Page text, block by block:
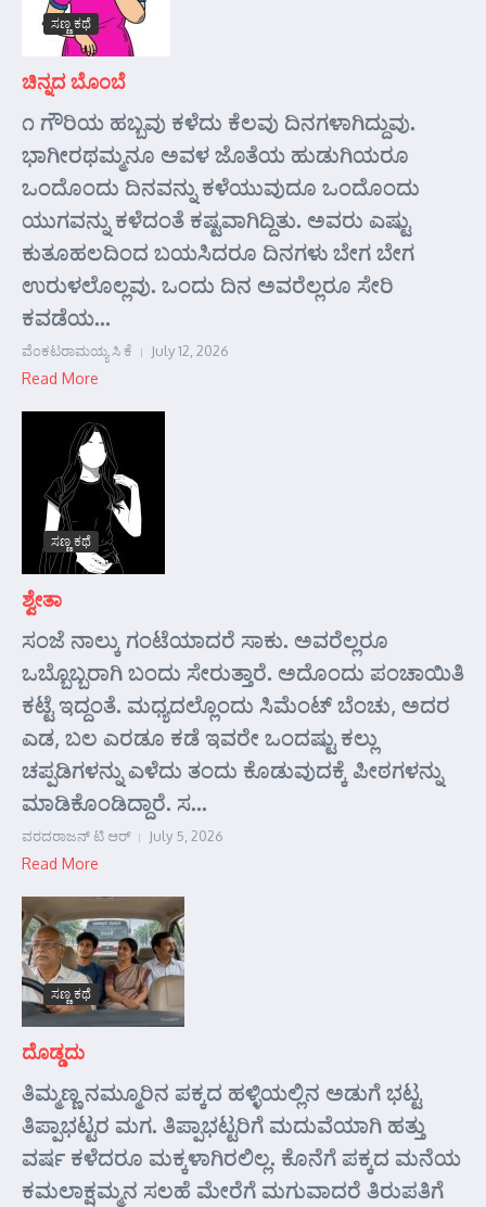
ಸಣ್ಣ ಕಥೆ
ಚಿನ್ನದ ಬೊಂಬೆ
೧ ಗೌರಿಯ ಹಬ್ಬವು ಕಳೆದು ಕೆಲವು ದಿನಗಳಾಗಿದ್ದುವು.
ಭಾಗೀರಥಮ್ಮನೂ ಅವಳ ಜೊತೆಯ ಹುಡುಗಿಯರೂ
ಒಂದೊಂದು ದಿನವನ್ನು ಕಳೆಯುವುದೂ ಒಂದೊಂದು
ಯುಗವನ್ನು ಕಳೆದಂತೆ ಕಷ್ಟವಾಗಿದ್ದಿತು. ಅವರು ಎಷ್ಟು
ಕುತೂಹಲದಿಂದ ಬಯಸಿದರೂ ದಿನಗಳು ಬೇಗ ಬೇಗ
ಉರುಳಲೊಲ್ಲವು. ಒಂದು ದಿನ ಅವರೆಲ್ಲರೂ ಸೇರಿ
ಕವಡೆಯ...
ವೆಂಕಟರಾಮಯ್ಯ ಸಿ ಕೆ July 12, 2026
Read More
ಸಣ್ಣ ಕಥೆ
ಶ್ವೇತಾ
ಸಂಜೆ ನಾಲ್ಕು ಗಂಟೆಯಾದರೆ ಸಾಕು. ಅವರೆಲ್ಲರೂ
ಒಬ್ಬೊಬ್ಬರಾಗಿ ಬಂದು ಸೇರುತ್ತಾರೆ. ಅದೊಂದು ಪಂಚಾಯಿತಿ
ಕಟ್ಟೆ ಇದ್ದಂತೆ. ಮಧ್ಯದಲ್ಲೊಂದು ಸಿಮೆಂಟ್ ಬೆಂಚು, ಅದರ
ಎಡ, ಬಲ ಎರಡೂ ಕಡೆ ಇವರೇ ಒಂದಷ್ಟು ಕಲ್ಲು
ಚಪ್ಪಡಿಗಳನ್ನು ಎಳೆದು ತಂದು ಕೊಡುವುದಕ್ಕೆ ಪೀಠಗಳನ್ನು
ಮಾಡಿಕೊಂಡಿದ್ದಾರೆ. ಸ...
ವರದರಾಜನ್ ಟಿ ಆರ್ July 5, 2026
Read More
ಸಣ್ಣ ಕಥೆ
ದೊಡ್ಡದು
ತಿಮ್ಮಣ್ಣ ನಮ್ಮೂರಿನ ಪಕ್ಕದ ಹಳ್ಳಿಯಲ್ಲಿನ ಅಡುಗೆ ಭಟ್ಟ
ತಿಪ್ಪಾಭಟ್ಟರ ಮಗ. ತಿಪ್ಪಾಭಟ್ಟರಿಗೆ ಮದುವೆಯಾಗಿ ಹತ್ತು
ವರ್ಷ ಕಳೆದರೂ ಮಕ್ಕಳಾಗಿರಲಿಲ್ಲ. ಕೊನೆಗೆ ಪಕ್ಕದ ಮನೆಯ
ಕಮಲಾಕ್ಷಮ್ಮನ ಸಲಹೆ ಮೇರೆಗೆ ಮಗುವಾದರೆ ತಿರುಪತಿಗೆ